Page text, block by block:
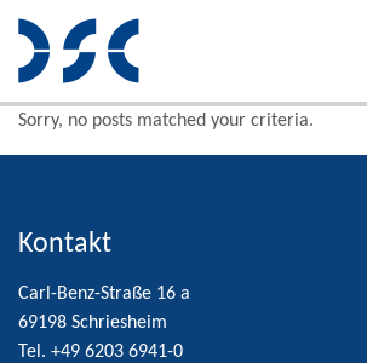
Sorry, no posts matched your criteria.
Kontakt
Carl-Benz-Straße 16 a
69198 Schriesheim
Tel. +49 6203 6941-0